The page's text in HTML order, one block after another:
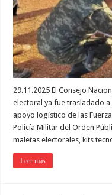
29.11.2025 El Consejo
electoral ya fue trasladado
apoyo logístico de las
Policía Militar del Orden
maletas electorales, kits
Leer más